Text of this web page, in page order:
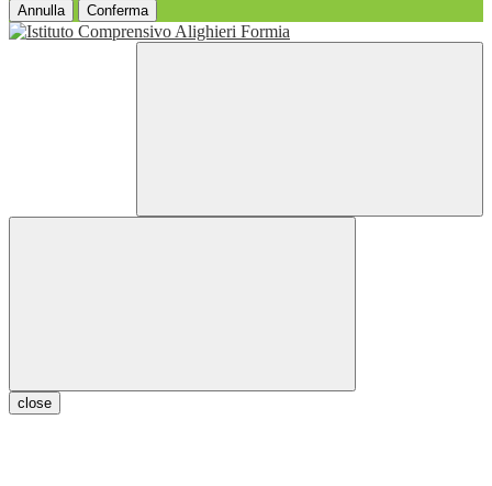
Annulla Conferma
close